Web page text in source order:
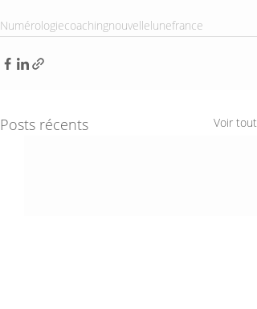
Numérologiecoachingnouvellelunefrance
Posts récents Voir tout